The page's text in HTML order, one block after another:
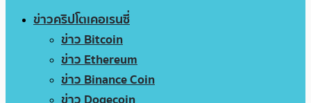
ข่าวคริปโตเคอเรนซี่
ข่าว Bitcoin
ข่าว Ethereum
ข่าว Binance Coin